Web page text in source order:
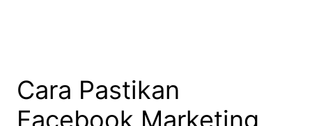
Cara Pastikan
Facebook Marketing